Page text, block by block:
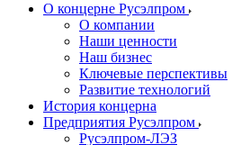
О концерне Русэлпром
О компании
Наши ценности
Наш бизнес
Ключевые перспективы
Развитие технологий
История концерна
Предприятия Русэлпром
Русэлпром-ЛЭЗ